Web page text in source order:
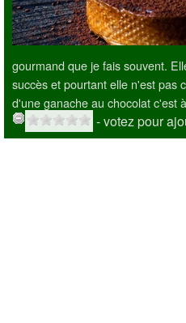
gourmand que je fais souvent.
succès et pourtant elle n'est pas
d'une ganache au chocolat c'est
- votez pour